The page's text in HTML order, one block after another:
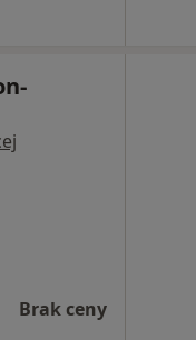
Brak ceny